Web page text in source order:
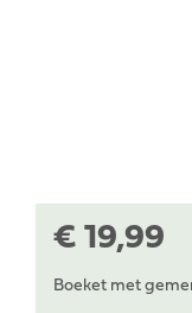
€ 19,99
Boeket met